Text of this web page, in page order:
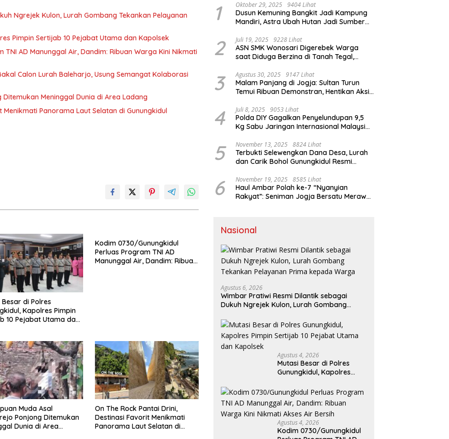
Ngrejek Kulon, Lurah Gombang Tekankan Pelayanan
Pimpin Sertijab 10 Pejabat Utama dan Kapolsek
AD Manunggal Air, Dandim: Ribuan Warga Kini Nikmati
Calon Lurah Baleharjo, Usung Semangat Kolaborasi
Meninggal Dunia di Area Ladang
Menikmati Panorama Laut Selatan di Gunungkidul
Besar di Polres
Kapolres Pimpin
10 Pejabat Utama dan
Kodim 0730/Gunungkidul
Perluas Program TNI AD
Manunggal Air, Dandim: Ribuan
Muda Asal
Ponjong Ditemukan
Dunia di Area
On The Rock Pantai Drini,
Destinasi Favorit Menikmati
Panorama Laut Selatan di
1 Oktober 29, 2025 9404 Lihat
Dusun Kemuning Bangkit Jadi Kampung
Mandiri, Astra Ubah Hutan Jadi Sumber
2 Juli 19, 2025 9228 Lihat
ASN SMK Wonosari Digerebek Warga
saat Diduga Berzina di Tanah Tegal,
3 Agustus 30, 2025 9147 Lihat
Malam Panjang di Jogja: Sultan Turun
Temui Ribuan Demonstran, Hentikan Aksi
4 Juli 8, 2025 9053 Lihat
Polda DIY Gagalkan Penyelundupan 9,5
Kg Sabu Jaringan Internasional Malaysia-
5 November 13, 2025 8824 Lihat
Terbukti Selewengkan Dana Desa, Lurah
dan Carik Bohol Gunungkidul Resmi
6 November 19, 2025 8585 Lihat
Haul Ambar Polah ke-7 “Nyanyian
Rakyat”: Seniman Jogja Bersatu Merawat
Nasional
Agustus 6, 2026
Wimbar Pratiwi Resmi Dilantik sebagai
Dukuh Ngrejek Kulon, Lurah Gombang
Agustus 4, 2026
Mutasi Besar di Polres
Gunungkidul, Kapolres
Utama dan Kapolsek
Agustus 4, 2026
Kodim 0730/Gunungkidul